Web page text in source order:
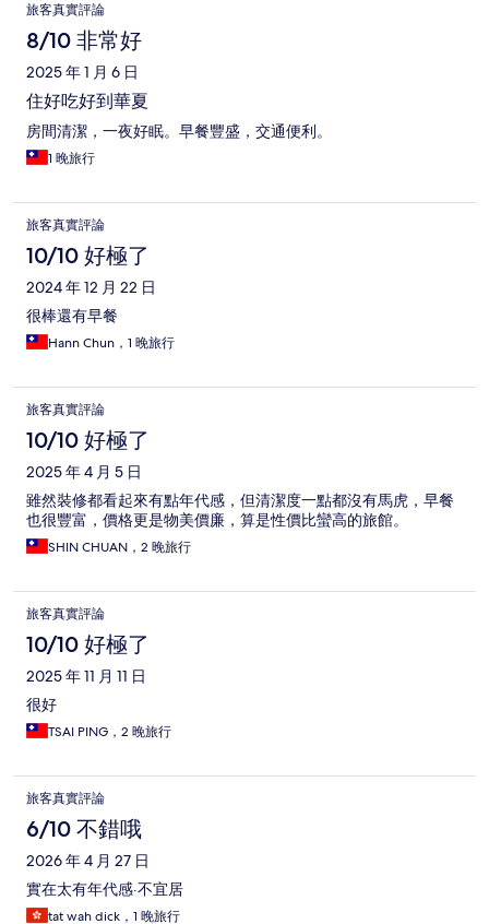
旅客真實評論
8/10 非常好
2025 年 1 月 6 日
住好吃好到華夏
房間清潔，一夜好眠。早餐豐盛，交通便利。
1 晚旅行
旅客真實評論
10/10 好極了
2024 年 12 月 22 日
很棒還有早餐
Hann Chun，1 晚旅行
旅客真實評論
10/10 好極了
2025 年 4 月 5 日
雖然裝修都看起來有點年代感，但清潔度一點都沒有馬虎，早餐
也很豐富，價格更是物美價廉，算是性價比蠻高的旅館。
SHIN CHUAN，2 晚旅行
旅客真實評論
10/10 好極了
2025 年 11 月 11 日
很好
TSAI PING，2 晚旅行
旅客真實評論
6/10 不錯哦
2026 年 4 月 27 日
實在太有年代感·不宜居
tat wah dick，1 晚旅行